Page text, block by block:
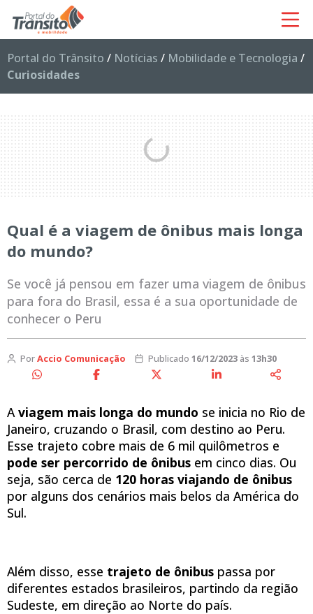
Portal do Trânsito / Notícias / Mobilidade e Tecnologia /
Curiosidades
Qual é a viagem de ônibus mais longa
do mundo?
Se você já pensou em fazer uma viagem de ônibus
para fora do Brasil, essa é a sua oportunidade de
conhecer o Peru
PorAccio Comunicação Publicado 16/12/2023às 13h30
Aviagem mais longa do mundo se inicia no Rio de
Janeiro, cruzando o Brasil, com destino ao Peru.
Esse trajeto cobre mais de 6 mil quilômetros e
pode ser percorrido de ônibus em cinco dias. Ou
seja, são cerca de 120 horas viajando de ônibus
por alguns dos cenários mais belos da América do
Sul.
Além disso, esse trajeto de ônibus passa por
diferentes estados brasileiros, partindo da região
Sudeste, em direção ao Norte do país.